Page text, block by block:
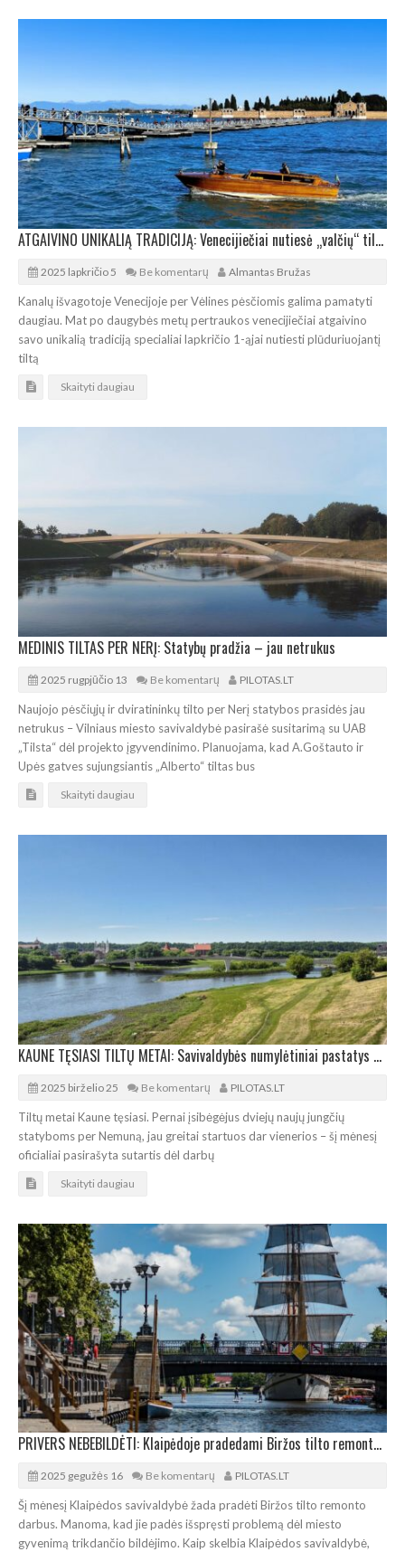
ATGAIVINO UNIKALIĄ TRADICIJĄ: Venecijiečiai nutiesė „valčių“ tiltą į Mirusiųjų salą
2025 lapkričio 5 Be komentarų Almantas Bružas
Kanalų išvagotoje Venecijoje per Vėlines pėsčiomis galima pamatyti
daugiau. Mat po daugybės metų pertraukos venecijiečiai atgaivino
savo unikalią tradiciją specialiai lapkričio 1-ąjai nutiesti plūduriuojantį
tiltą
Skaityti daugiau
MEDINIS TILTAS PER NERĮ: Statybų pradžia – jau netrukus
2025 rugpjūčio 13 Be komentarų PILOTAS.LT
Naujojo pėsčiųjų ir dviratininkų tilto per Nerį statybos prasidės jau
netrukus – Vilniaus miesto savivaldybė pasirašė susitarimą su UAB
„Tilsta“ dėl projekto įgyvendinimo. Planuojama, kad A.Goštauto ir
Upės gatves sujungsiantis „Alberto“ tiltas bus
Skaityti daugiau
KAUNE TĘSIASI TILTŲ METAI: Savivaldybės numylėtiniai pastatys dar vieną tiltą
2025 birželio 25 Be komentarų PILOTAS.LT
Tiltų metai Kaune tęsiasi. Pernai įsibėgėjus dviejų naujų jungčių
statyboms per Nemuną, jau greitai startuos dar vienerios – šį mėnesį
oficialiai pasirašyta sutartis dėl darbų
Skaityti daugiau
PRIVERS NEBEBILDĖTI: Klaipėdoje pradedami Biržos tilto remonto darbai
2025 gegužės 16 Be komentarų PILOTAS.LT
Šį mėnesį Klaipėdos savivaldybė žada pradėti Biržos tilto remonto
darbus. Manoma, kad jie padės išspręsti problemą dėl miesto
gyvenimą trikdančio bildėjimo. Kaip skelbia Klaipėdos savivaldybė,